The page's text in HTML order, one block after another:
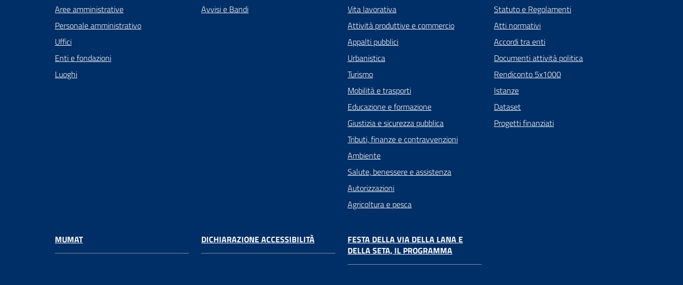
Aree amministrative
Personale amministrativo
Uffici
Enti e fondazioni
Luoghi
Avvisi e Bandi
Vita lavorativa
Attività produttive e commercio
Appalti pubblici
Urbanistica
Turismo
Mobilità e trasporti
Educazione e formazione
Giustizia e sicurezza pubblica
Tributi, finanze e contravvenzioni
Ambiente
Salute, benessere e assistenza
Autorizzazioni
Agricoltura e pesca
Statuto e Regolamenti
Atti normativi
Accordi tra enti
Documenti attività politica
Rendiconto 5x1000
Istanze
Dataset
Progetti finanziati
MUMAT DICHIARAZIONE ACCESSIBILITÀ
FESTA DELLA VIA DELLA LANA E
DELLA SETA, IL PROGRAMMA